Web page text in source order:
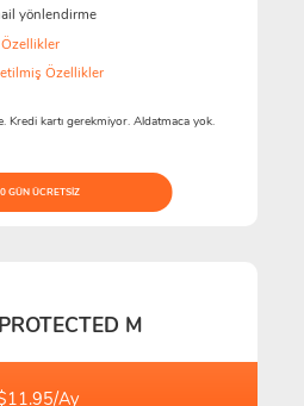
yönlendirme
Özellikler
Kredi kartı gerekmiyor. Aldatmaca yok.
GÜN ÜCRETSIZ
M
Ay